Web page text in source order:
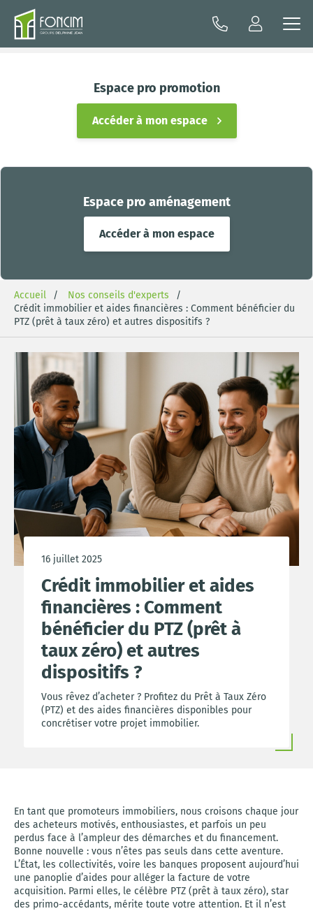
Espace pro aménagement
Accéder à mon espace
Espace pro promotion
Accéder à mon espace
Accueil
Nos conseils d'experts
Crédit immobilier et aides financières : Comment bénéficier du
PTZ (prêt à taux zéro) et autres dispositifs ?
16 juillet 2025
Crédit immobilier et aides
financières : Comment
bénéficier du PTZ (prêt à
taux zéro) et autres
dispositifs ?
Vous rêvez d’acheter ? Profitez du Prêt à Taux Zéro
(PTZ) et des aides financières disponibles pour
concrétiser votre projet immobilier.
En tant que promoteurs immobiliers, nous croisons chaque jour
des acheteurs motivés, enthousiastes, et parfois un peu
perdus face à l’ampleur des démarches et du financement.
Bonne nouvelle : vous n’êtes pas seuls dans cette aventure.
L’État, les collectivités, voire les banques proposent aujourd’hui
une panoplie d’aides pour alléger la facture de votre
acquisition. Parmi elles, le célèbre PTZ (prêt à taux zéro), star
des primo-accédants, mérite toute votre attention. Et il n’est